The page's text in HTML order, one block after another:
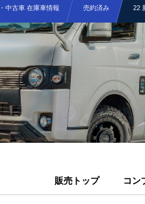
中古車 在庫車情報 売約済み 22
販売トップ コン